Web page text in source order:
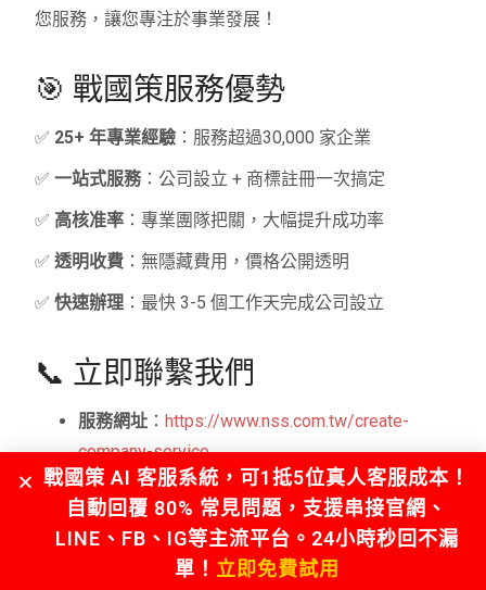
您服務，讓您專注於事業發展！
🎯 戰國策服務優勢
✅ 25+ 年專業經驗 ：服務超過30,000 家企業
✅一站式服務 ：公司設立 + 商標註冊一次搞定
✅ 高核准率 ：專業團隊把關，大幅提升成功率
✅透明收費 ：無隱藏費用，價格公開透明
✅快速辦理 ：最快 3-5 個工作天完成公司設立
📞 立即聯繫我們
服務網址 ：https://www.nss.com.tw/create-
company-service
免費諮詢專線：0800-003-191
LINE 官方帳號：@119m
現在就聯繫戰國策，讓我們陪您一起實現創業夢想！
歡迎撥打服務專線 0800-003-191或加入戰國策官方
戰國策 AI 客服系統，可1抵5位真人客服成本！
自動回覆 80% 常見問題，支援串接官網、
LINE、FB、IG等主流平台。24小時秒回不漏
單！ 立即免費試用